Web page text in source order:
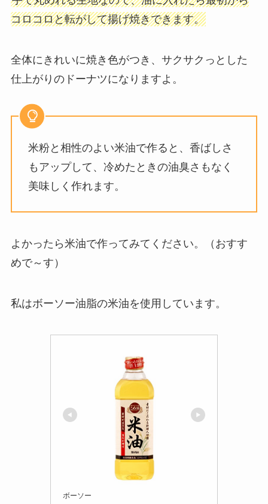
コロコロと転がして揚げ焼きできます。
全体にきれいに焼き色がつき、サクサクっとした
仕上がりのドーナツになりますよ。
米粉と相性のよい米油で作ると、香ばしさ
もアップして、冷めたときの油臭さもなく
美味しく作れます。
よかったら米油で作ってみてください。（おすす
めで～す）
私はボーソー油脂の米油を使用しています。
ボーソー